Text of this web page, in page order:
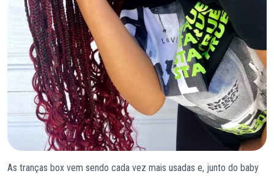
As tranças box vem sendo cada vez mais usadas e, junto do baby